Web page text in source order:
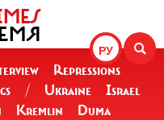
РУ
Repressions
/ Ukraine
Israel
Kremlin Duma